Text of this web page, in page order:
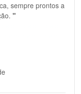
sempre prontos a
"